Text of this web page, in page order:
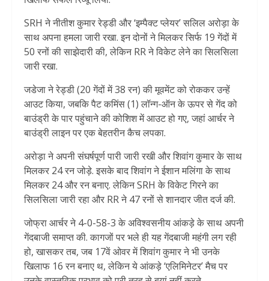
SRH ने नीतीश कुमार रेड्डी और ‘इम्पैक्ट प्लेयर’ सलिल अरोड़ा के
साथ अपना हमला जारी रखा. इन दोनों ने मिलकर सिर्फ 19 गेंदों में
50 रनों की साझेदारी की, लेकिन RR ने विकेट लेने का सिलसिला
जारी रखा.
जडेजा ने रेड्डी (20 गेंदों में 38 रन) की मूवमेंट को रोककर उन्हें
आउट किया, जबकि पैट कमिंस (1) लॉन्ग-ऑन के ऊपर से गेंद को
बाउंड्री के पार पहुंचाने की कोशिश में आउट हो गए, जहां आर्चर ने
बाउंड्री लाइन पर एक बेहतरीन कैच लपका.
अरोड़ा ने अपनी संघर्षपूर्ण पारी जारी रखी और शिवांग कुमार के साथ
मिलकर 24 रन जोड़े. इसके बाद शिवांग ने ईशान मलिंगा के साथ
मिलकर 24 और रन बनाए. लेकिन SRH के विकेट गिरने का
सिलसिला जारी रहा और RR ने 47 रनों से शानदार जीत दर्ज की.
जोफ्रा आर्चर ने 4-0-58-3 के अविश्वसनीय आंकड़े के साथ अपनी
गेंदबाजी समाप्त की. कागजों पर भले ही यह गेंदबाजी महंगी लग रही
हो, खासकर तब, जब 17वें ओवर में शिवांग कुमार ने भी उनके
खिलाफ 16 रन बनाए थ, लेकिन ये आंकड़े ‘एलिमिनेटर’ मैच पर